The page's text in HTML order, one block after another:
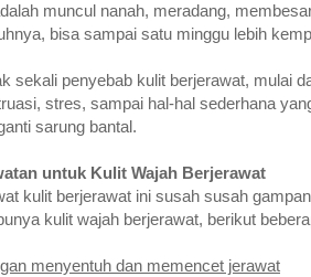
muncul nanah, meradang,
bisa sampai satu minggu lebih
sekali penyebab kulit berjerawat, mulai
stres, sampai hal-hal sederhana
sarung bantal.
untuk Kulit Wajah Berjerawat
kulit berjerawat ini susah susah
kulit wajah berjerawat, berikut
menyentuh dan memencet jerawat